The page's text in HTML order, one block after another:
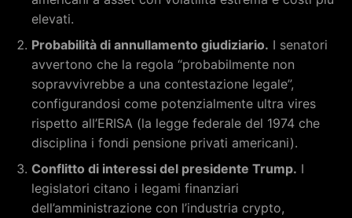
elevati.
Probabilità di annullamento giudiziario. I senatori
avvertono che la regola “probabilmente non
sopravvivrebbe a una contestazione legale”,
configurandosi come potenzialmente ultra vires
rispetto all’ERISA (la legge federale del 1974 che
disciplina i fondi pensione privati americani).
Conflitto di interessi del presidente Trump. I
legislatori citano i legami finanziari
dell’amministrazione con l’industria crypto,